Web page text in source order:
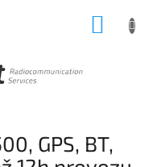
GPS, BT,